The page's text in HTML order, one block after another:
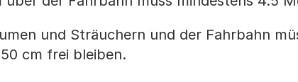
und Sträuchern und der Fahrbahn
cm frei bleiben.